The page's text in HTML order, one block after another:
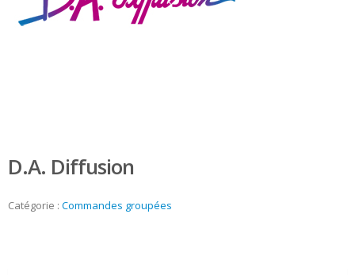
D.A. Diffusion
Catégorie : Commandes groupées